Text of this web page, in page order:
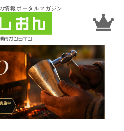
情報ポータルマガジン